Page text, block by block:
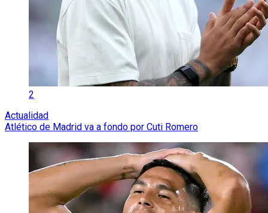
2
Actualidad
Atlético de Madrid va a fondo por Cuti Romero